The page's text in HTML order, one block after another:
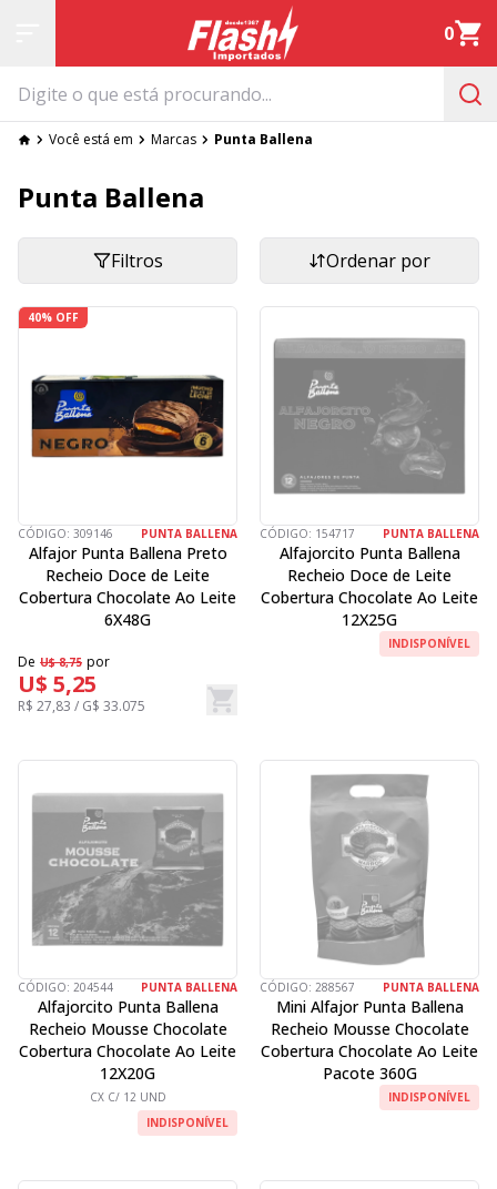
0
Você está em Marcas Punta Ballena
Punta Ballena
Filtros Ordenar por
40% OFF
CÓDIGO: 309146 PUNTA BALLENA
Alfajor Punta Ballena Preto
Recheio Doce de Leite
Cobertura Chocolate Ao Leite
6X48G
De U$ 8,75 por
U$ 5,25
R$ 27,83 / G$ 33.075
CÓDIGO: 154717 PUNTA BALLENA
Alfajorcito Punta Ballena
Recheio Doce de Leite
Cobertura Chocolate Ao Leite
12X25G
INDISPONÍVEL
CÓDIGO: 204544 PUNTA BALLENA
Alfajorcito Punta Ballena
Recheio Mousse Chocolate
Cobertura Chocolate Ao Leite
12X20G
CX C/ 12 UND
INDISPONÍVEL
CÓDIGO: 288567 PUNTA BALLENA
Mini Alfajor Punta Ballena
Recheio Mousse Chocolate
Cobertura Chocolate Ao Leite
Pacote 360G
INDISPONÍVEL